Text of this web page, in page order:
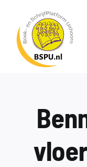
inhoud